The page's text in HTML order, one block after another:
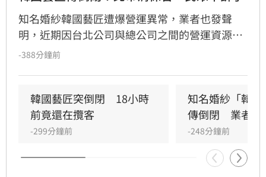
知名婚紗韓國藝匠遭爆營運異常，業者也發聲
明，近期因台北公司與總公司之間的營運資源
「出現重大調整與切割」，引發據點無法繼續營
租約僅到明日(11日)。現已接獲2件申訴案。
-388分鐘前
韓國藝匠突倒閉　18小時
前竟還在攬客
-299分鐘前
知名婚紗「韓
傳倒閉　業者發
-248分鐘前